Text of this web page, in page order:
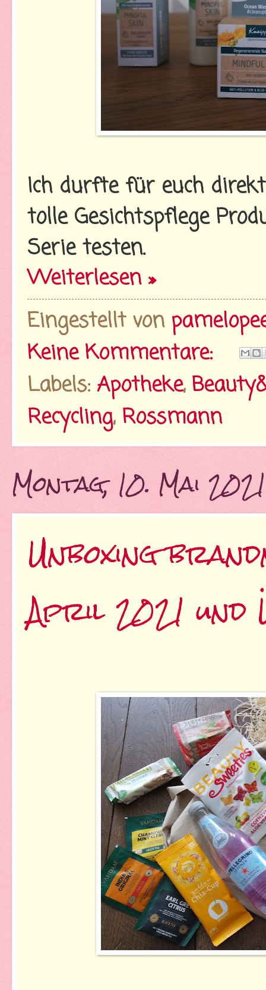
Ich durfte für euch
tolle Gesichtspflege
Serie testen.
Weiterlesen »
Eingestellt von
Keine Kommentare:
Labels:Apotheke,
Recycling, Rossmann
Montag, 10. Mai 2021
Unboxing
April 2021 und